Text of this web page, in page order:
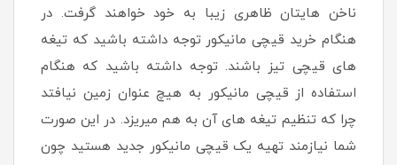
ناخن هایتان ظاهری زیبا به خود خواهند گرفت. در
هنگام خرید قیچی مانیکور توجه داشته باشید که تیغه
های قیچی تیز باشند. توجه داشته باشید که هنگام
استفاده از قیچی مانیکور به هیچ عنوان زمین نیافتد
چرا که تنظیم تیغه های آن به هم میریزد. در این صورت
شما نیازمند تهیه یک قیچی مانیکور جدید هستید چون